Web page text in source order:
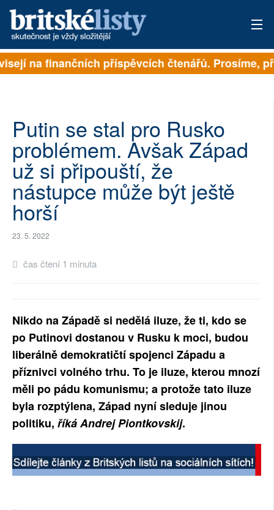
PŘIHLÁSIT
ARCHIV
ROZHOVORY
TÉMATA
NEJČTENĚJŠÍ ZA 7 DNÍ
AUTOŘI
PŘÍSPĚVKY NA PROVOZ
RUBRIKY
PLNÁ VERZE STRÁNEK
na finančních příspěvcích čtenářů. Prosíme,
Putin se stal pro Rusko
problémem. Avšak Západ
už si připouští, že
nástupce může být ještě
horší
23. 5. 2022
čas čtení 1 minuta
Nikdo na Západě si nedělá iluze, že ti, kdo se
po Putinovi dostanou v Rusku k moci, budou
liberálně demokratičtí spojenci Západu a
příznivci volného trhu. To je iluze, kterou mnozí
měli po pádu komunismu; a protože tato iluze
byla rozptýlena, Západ nyní sleduje jinou
politiku, říká Andrej Piontkovskij.